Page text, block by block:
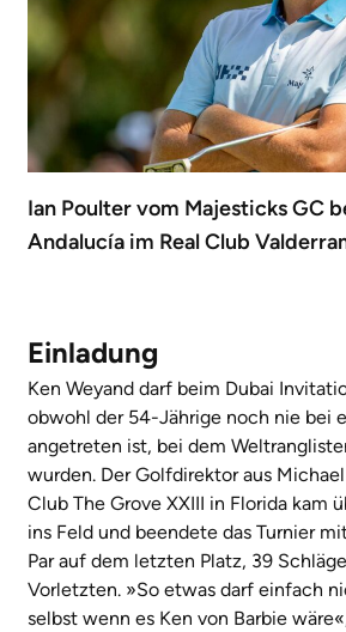
Ian Poulter vom Majesticks GC
Andalucía im Real Club
Einladung
Ken Weyand darf beim Dubai
obwohl der 54-Jährige noch nie bei
angetreten ist, bei dem
wurden. Der Golfdirektor aus
Club The Grove XXIII in Florida kam
ins Feld und beendete das Turnier
Par auf dem letzten Platz, 39
Vorletzten. »So etwas darf einfach
selbst wenn es Ken von Barbie